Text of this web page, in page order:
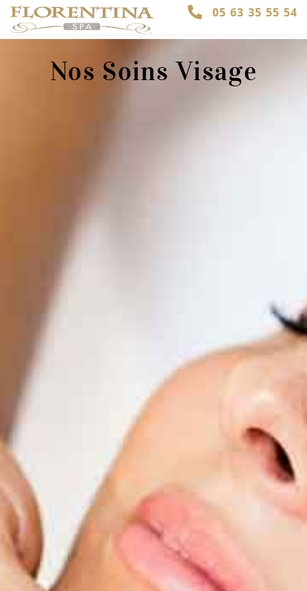
Aller
contenu
05 63 35 55 54
Nos Soins Visage